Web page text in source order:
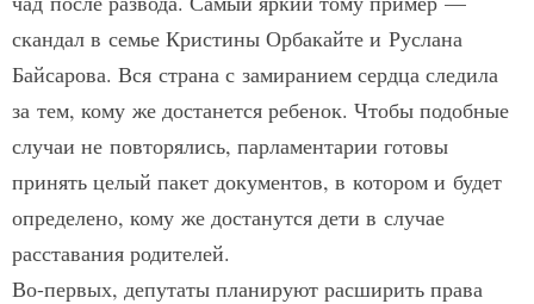
скандал в семье Кристины Орбакайте и Руслана
Байсарова. Вся страна с замиранием сердца следила
за тем, кому же достанется ребенок. Чтобы подобные
случаи не повторялись, парламентарии готовы
принять целый пакет документов, в котором и будет
определено, кому же достанутся дети в случае
расставания родителей.
Во-первых, депутаты планируют расширить права